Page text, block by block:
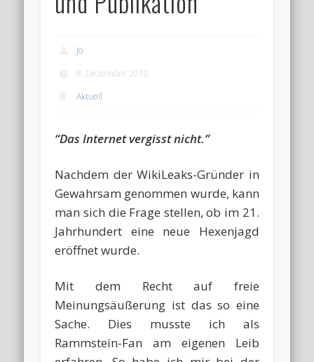
Jo
8. Dezember 2010
Aktuell
“Das Internet vergisst nicht.”
Nachdem der WikiLeaks-Gründer in
Gewahrsam genommen wurde, kann
man sich die Frage stellen, ob im 21.
Jahrhundert eine neue Hexenjagd
eröffnet wurde.
Mit dem Recht auf freie
Meinungsäußerung ist das so eine
Sache. Dies musste ich als
Rammstein-Fan am eigenen Leib